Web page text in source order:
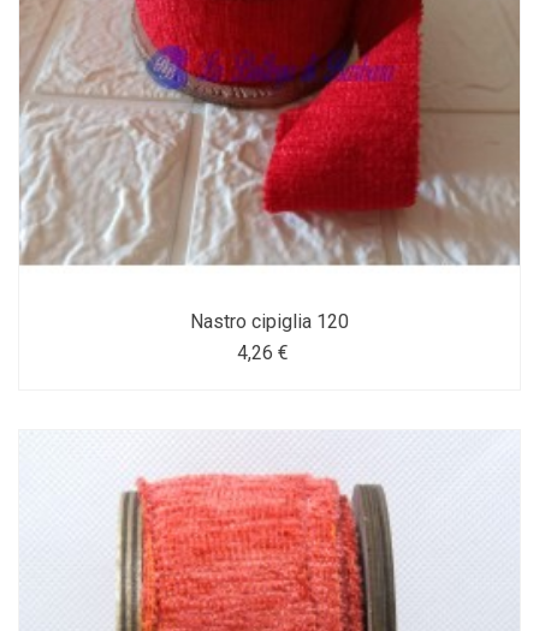
Nastro cipiglia 120
4,26 €